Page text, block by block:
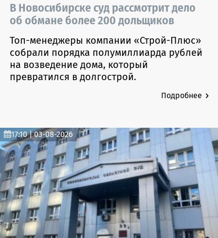
В Новосибирске суд рассмотрит дело
об обмане более 200 дольщиков
Топ-менеджеры компании «Строй-Плюс»
собрали порядка полумиллиарда рублей
на возведение дома, который
превратился в долгострой.
Подробнее
17:10 | 03-08-2026